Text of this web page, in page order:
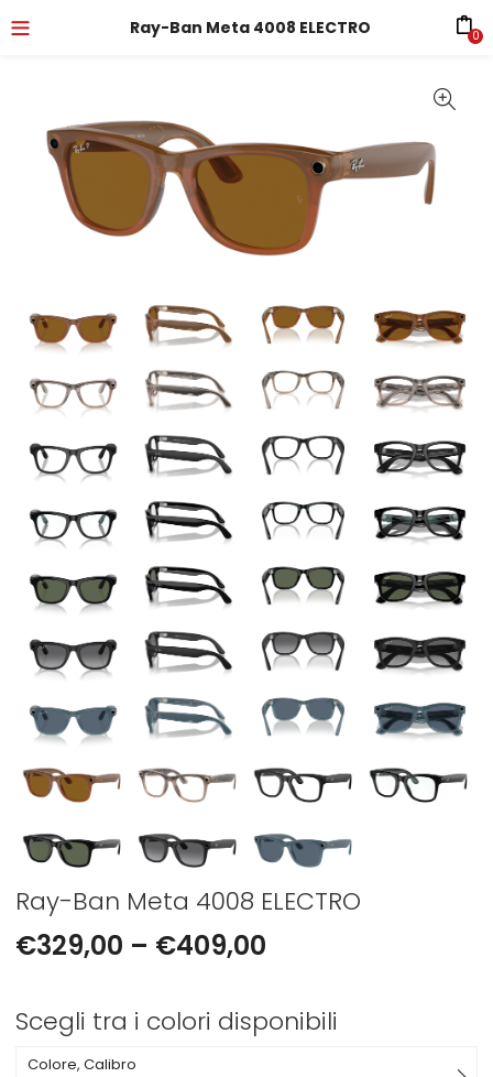
Ray-Ban Meta 4008 ELECTRO 0
Ray-Ban Meta 4008 ELECTRO
€329,00 – €409,00
Scegli tra i colori disponibili
Colore, Calibro